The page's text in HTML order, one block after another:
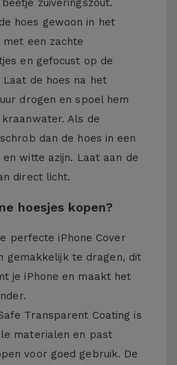
zuiveringszout.
hoes gewoon in het
een zachte
en gefocust op de
de hoes na het
drogen en spoel hem
Als de
dan de hoes in een
witte azijn. Laat aan de
direct licht.
hoesjes kopen?
perfecte iPhone Cover
gemakkelijk te dragen, dit
je iPhone en maakt het
Transparent Coating is
materialen en past
voor goed gebruik. De